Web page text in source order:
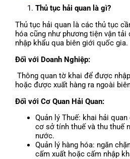
Thủ tục hải quan là gì?
Thủ tục hải quan là các thủ tục
hóa cũng như phương tiện vận
nhập khẩu qua biên giới quốc
Đối với Doanh Nghiệp:
Thông quan tờ khai để được
hoặc được xuất hàng ra ngoài
Đối với Cơ Quan Hải Quan:
Quản lý Thuế: khai hải
cơ sở tính thuế và thu thuế
nước.
Quản lý hàng hóa: ngăn
cấm xuất hoặc cấm nhập